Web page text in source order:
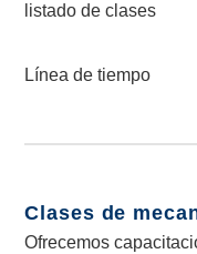
listado de clases
Línea de tiempo
Clases de
Ofrecemos